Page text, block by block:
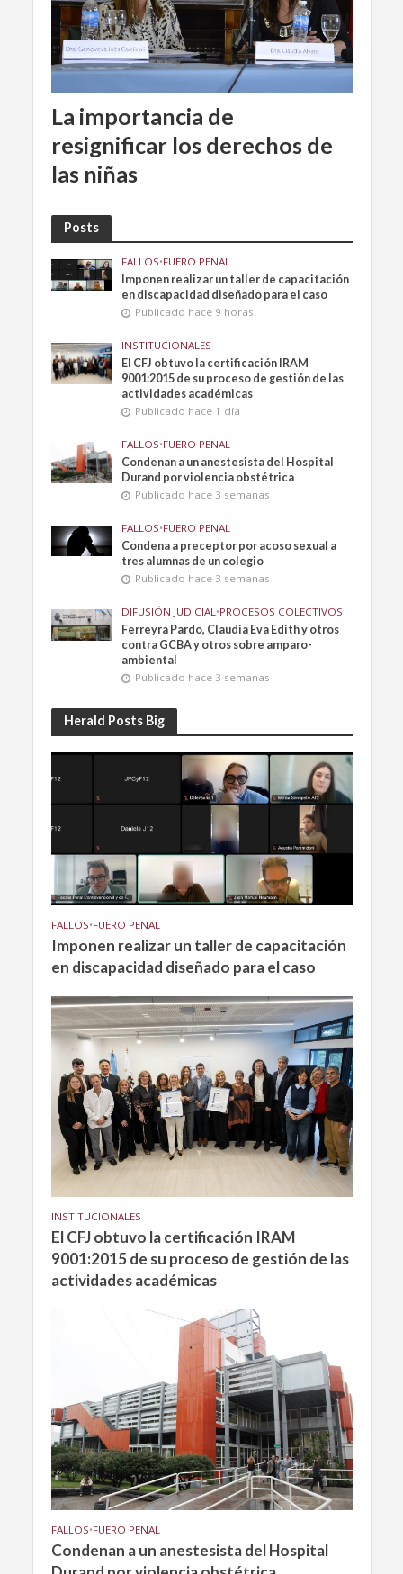
La importancia de
resignificar los derechos de
las niñas
Posts
FALLOS•FUERO PENAL
Imponen realizar un taller de capacitación
en discapacidad diseñado para el caso
Publicado hace 9 horas
INSTITUCIONALES
El CFJ obtuvo la certificación IRAM
9001:2015 de su proceso de gestión de las
actividades académicas
Publicado hace 1 día
FALLOS•FUERO PENAL
Condenan a un anestesista del Hospital
Durand por violencia obstétrica
Publicado hace 3 semanas
FALLOS•FUERO PENAL
Condena a preceptor por acoso sexual a
tres alumnas de un colegio
Publicado hace 3 semanas
DIFUSIÓN JUDICIAL•PROCESOS COLECTIVOS
Ferreyra Pardo, Claudia Eva Edith y otros
contra GCBA y otros sobre amparo-
ambiental
Publicado hace 3 semanas
Herald Posts Big
FALLOS•FUERO PENAL
Imponen realizar un taller de capacitación
en discapacidad diseñado para el caso
INSTITUCIONALES
El CFJ obtuvo la certificación IRAM
9001:2015 de su proceso de gestión de las
actividades académicas
FALLOS•FUERO PENAL
Condenan a un anestesista del Hospital